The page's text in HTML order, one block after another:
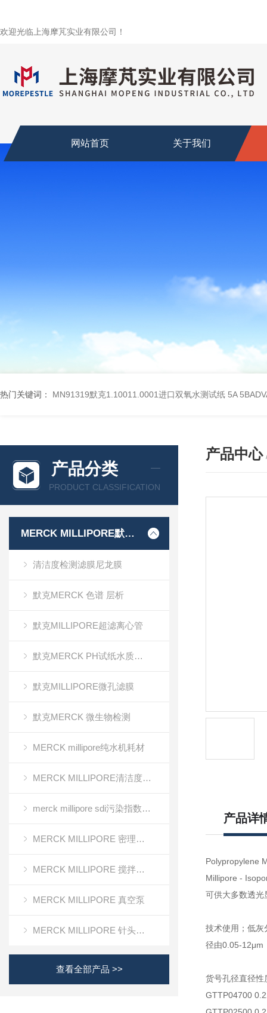
欢迎光临上海摩芃实业有限公司！
网站首页 关于我们
热门关键词： MN91319默克1.10011.0001进口双氧水测试纸 5A
产品分类
PRODUCT CLASSIFICATION
MERCK MILLIPORE默克密理博产品
清洁度检测滤膜尼龙膜
默克MERCK 色谱 层析
默克MILLIPORE超滤离心管
默克MERCK PH试纸水质分析
默克MILLIPORE微孔滤膜
默克MERCK 微生物检测
MERCK millipore纯水机耗材
MERCK MILLIPORE清洁度检测专用膜
merck millipore sdi污染指数检测膜
MERCK MILLIPORE 密理博清洁度检测设备
MERCK MILLIPORE 搅拌式超滤装置超滤杯
MERCK MILLIPORE 真空泵
MERCK MILLIPORE 针头滤器针头式滤器
查看全部产品 >>
产品中心
产品详
Polypropylene
Millipore -
可供大多数透光
技术使用；低灰
径由0.05-12μm
货号孔径直径性
GTTP04700